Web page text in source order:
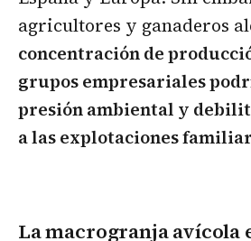
agricultores y ganaderos
concentración de
grupos empresariales
presión ambiental y
a las explotaciones
Lamacrogranja avícola